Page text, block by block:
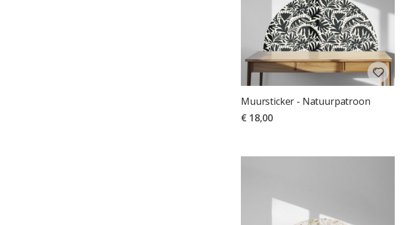
Muursticker - Natuurpatroon
€ 18,00